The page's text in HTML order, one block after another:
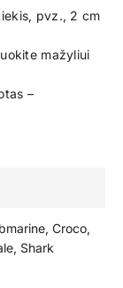
pvz., 2 cm
mažyliui
–
Croco,
Shark